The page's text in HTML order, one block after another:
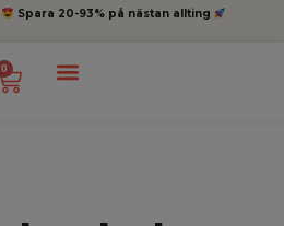
Spara 20-93% på nästan allting
0